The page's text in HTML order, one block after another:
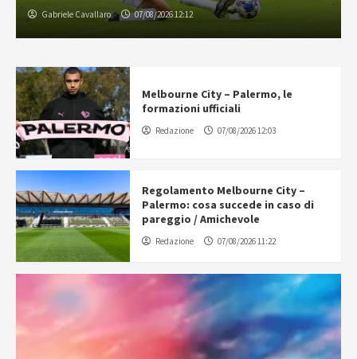
Gabriele Cavallaro 07/08/2026 12:12
Melbourne City – Palermo, le
formazioni ufficiali
Redazione 07/08/2026 12:03
Regolamento Melbourne City –
Palermo: cosa succede in caso di
pareggio / Amichevole
Redazione 07/08/2026 11:22